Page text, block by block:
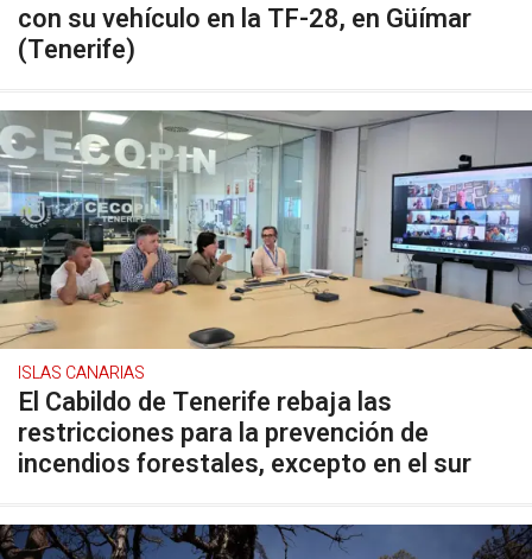
con su vehículo en la TF-28, en Güímar
(Tenerife)
ISLAS CANARIAS
El Cabildo de Tenerife rebaja las
restricciones para la prevención de
incendios forestales, excepto en el sur